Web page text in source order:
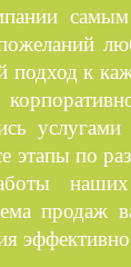
самым
подход к
этапы по
продаж